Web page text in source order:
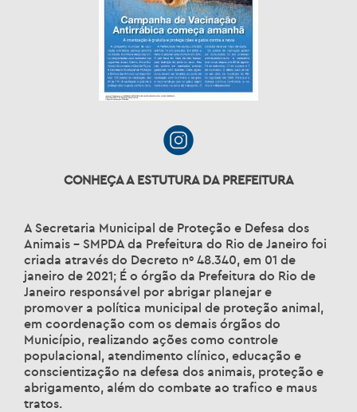
CONHEÇA A ESTUTURA DA PREFEITURA
A Secretaria Municipal de Proteção e Defesa dos
Animais – SMPDA da Prefeitura do Rio de Janeiro foi
criada através do Decreto nº 48.340, em 01 de
janeiro de 2021; É o órgão da Prefeitura do Rio de
Janeiro responsável por abrigar planejar e
promover a política municipal de proteção animal,
em coordenação com os demais órgãos do
Município, realizando ações como controle
populacional, atendimento clínico, educação e
conscientização na defesa dos animais, proteção e
abrigamento, além do combate ao trafico e maus
tratos.